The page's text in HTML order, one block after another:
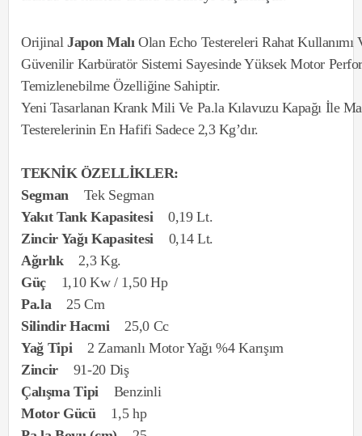
Orijinal Japon Malı Olan Echo Testereleri Rahat
Güvenilir Karbüratör Sistemi Sayesinde Yüksek Motor
Temizlenebilme Özelliğine Sahiptir.
Yeni Tasarlanan Krank Mili Ve Pa.la Kılavuzu Kapağı İle
Testerelerinin En Hafifi Sadece 2,3 Kg’dır.
TEKNİK ÖZELLİKLER:
Segman Tek Segman
Yakıt Tank Kapasitesi
0,19 Lt.
Zincir Yağı Kapasitesi
0,14 Lt.
Ağırlık2,3 Kg.
Güç 1,10 Kw / 1,50 Hp
Pa.la
25 Cm
Silindir Hacmi
25,0 Cc
Yağ Tipi
2 Zamanlı Motor Yağı %4 Karışım
Zincir 91-20 Diş
Çalışma Tipi Benzinli
Motor Gücü
1,5 hp